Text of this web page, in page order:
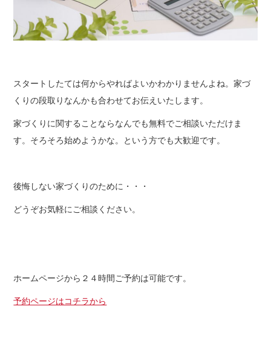
スタートしたては何からやればよいかわかりませんよね。家づ
くりの段取りなんかも合わせてお伝えいたします。
家づくりに関することならなんでも無料でご相談いただけま
す。そろそろ始めようかな。という方でも大歓迎です。
後悔しない家づくりのために・・・
どうぞお気軽にご相談ください。
ホームページから２４時間ご予約は可能です。
予約ページはコチラから